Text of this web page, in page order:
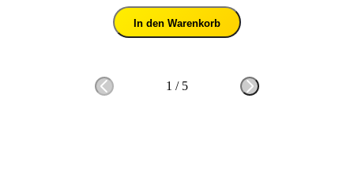
In den Warenkorb
1 / 5